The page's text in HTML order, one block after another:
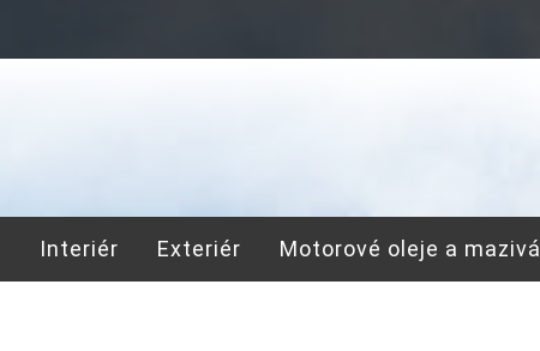
Interiér Exteriér Motorové oleje a mazivá